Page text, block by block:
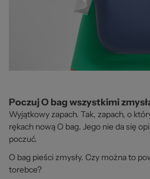
Poczuj O bag wszystkimi
Wyjątkowy zapach. Tak, zapach, o
rękach nową O bag. Jego nie da się
poczuć.
O bag pieści zmysły. Czy można to
torebce?